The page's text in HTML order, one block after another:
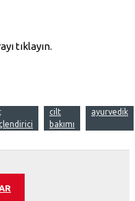
tıklayın.
cilt
bakımı
ayurvedik